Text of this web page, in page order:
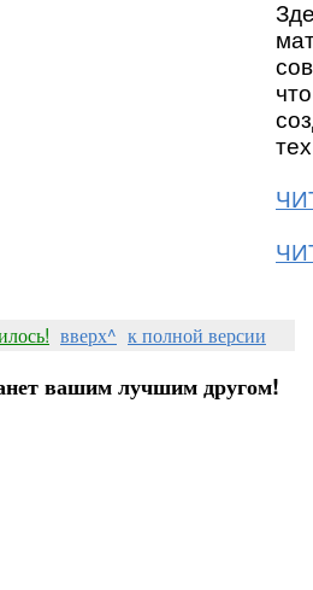
вверх^ к полной версии
вашим лучшим другом!